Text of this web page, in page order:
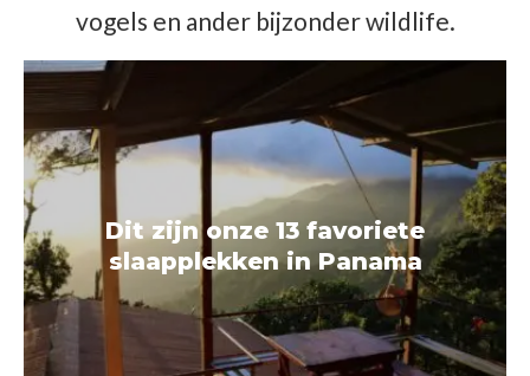
vogels en ander bijzonder wildlife.
Dit zijn onze 13 favoriete
slaapplekken in Panama